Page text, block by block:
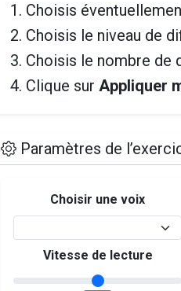
Choisis
Choisis le niveau de
Choisis le nombre de
Clique sur Appliquer
Paramètres de
Choisir une voix
Vitesse de lecture